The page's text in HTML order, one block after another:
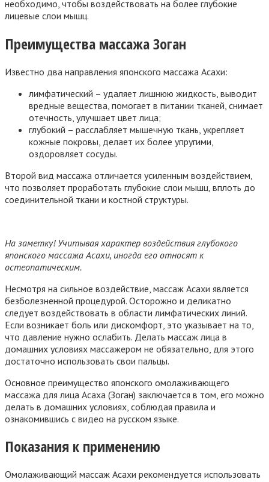
необходимо, чтобы воздействовать на более глубокие
лицевые слои мышц.
Преимущества массажа Зоган
Известно два направления японского массажа Асахи:
лимфатический – удаляет лишнюю жидкость, выводит
вредные вещества, помогает в питании тканей, снимает
отечность, улучшает цвет лица;
глубокий – расслабляет мышечную ткань, укрепляет
кожные покровы, делает их более упругими,
оздоровляет сосуды.
Второй вид массажа отличается усиленным воздействием,
что позволяет проработать глубокие слои мышц, вплоть до
соединительной ткани и костной структуры.
На заметку! Учитывая характер воздействия глубокого
японского массажа Асахи, иногда его относят к
остеопатическим.
Несмотря на сильное воздействие, массаж Асахи является
безболезненной процедурой. Осторожно и деликатно
следует воздействовать в области лимфатических линий.
Если возникает боль или дискомфорт, это указывает на то,
что давление нужно ослабить. Делать массаж лица в
домашних условиях массажером не обязательно, для этого
достаточно использовать свои пальцы.
Основное преимущество японского омолаживающего
массажа для лица Асаха (Зоган) заключается в том, его можно
делать в домашних условиях, соблюдая правила и
ознакомившись с видео на русском языке.
Показания к применению
Омолаживающий массаж Асахи рекомендуется использовать